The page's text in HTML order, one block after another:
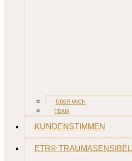
ÜBER MICH
TEAM
KUNDENSTIMMEN
ETR® TRAUMASENSIBEL